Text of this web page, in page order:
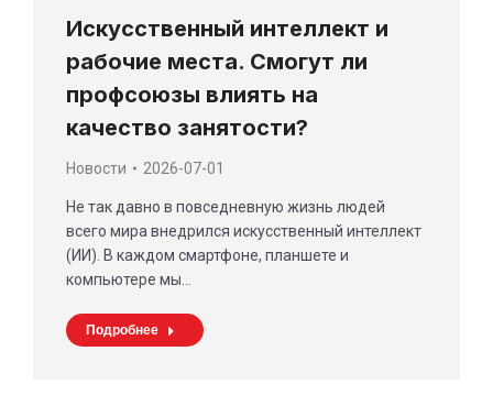
Искусственный интеллект и
рабочие места. Смогут ли
профсоюзы влиять на
качество занятости?
Новости 2026-07-01
Не так давно в повседневную жизнь людей
всего мира внедрился искусственный интеллект
(ИИ). В каждом смартфоне, планшете и
компьютере мы…
Подробнее